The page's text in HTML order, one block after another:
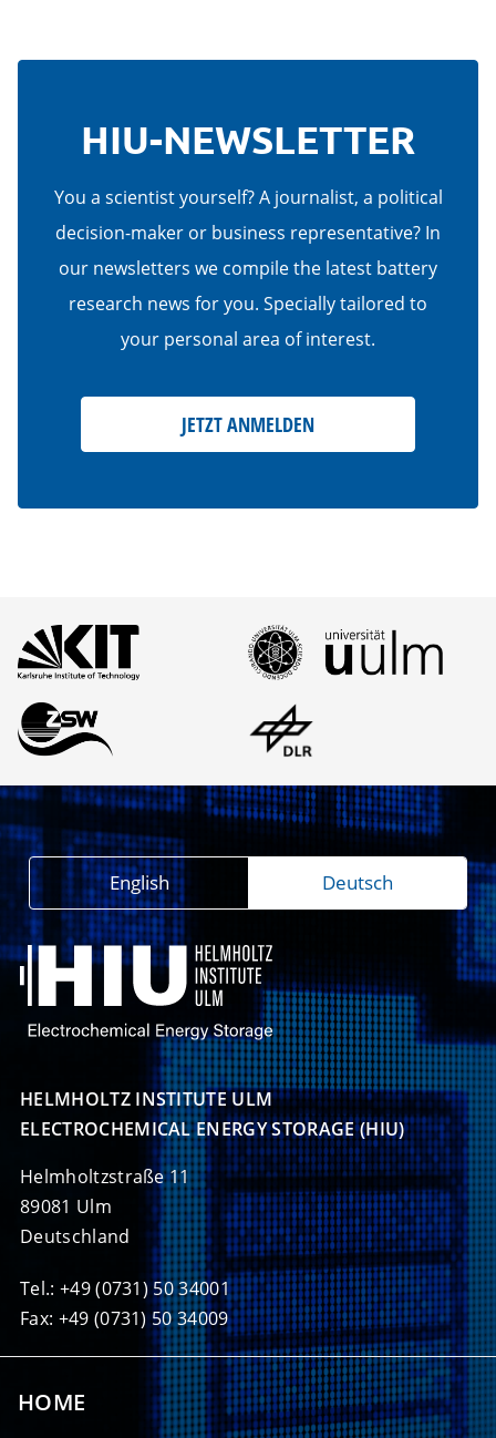
HIU-NEWSLETTER
You a scientist yourself? A journalist, a political
decision-maker or business representative? In
our newsletters we compile the latest battery
research news for you. Specially tailored to
your personal area of interest.
JETZT ANMELDEN
HELMHOLTZ INSTITUTE ULM
ELECTROCHEMICAL ENERGY STORAGE (HIU)
Helmholtzstraße 11
89081 Ulm
Deutschland
Tel.: +49 (0731) 50 34001
Fax: +49 (0731) 50 34009
English Deutsch
HOME